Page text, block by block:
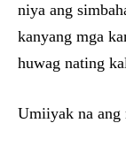
niya ang
kanyang mga
huwag nating
Umiiyak na ang